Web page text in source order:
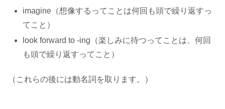
imagine（想像するってことは何回も頭で繰り返すっ
てこと）
look forward to -ing（楽しみに待つってことは、何回
も頭で繰り返すってこと）
（これらの後には動名詞を取ります。）